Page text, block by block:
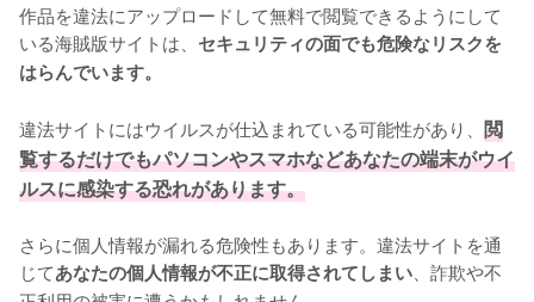
作品を違法にアップロードして無料で閲覧できるようにして
いる海賊版サイトは、 セキュリティの面でも危険なリスクを
はらんでいます。
違法サイトにはウイルスが仕込まれている可能性があり、 閲
覧するだけでもパソコンやスマホなどあなたの端末がウイ
ルスに感染する恐れがあります。
さらに個人情報が漏れる危険性もあります。違法サイトを通
じてあなたの個人情報が不正に取得されてしまい 、詐欺や不